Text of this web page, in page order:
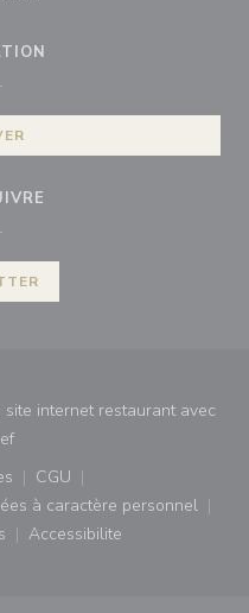
internet restaurant avec
((ouvre une nouvelle fenêtre))
une nouvelle fenêtre))
CGU
((ouvre une nouvelle
à caractère personnel
une nouvelle fenêtre))
nouvelle fenêtre))
Accessibilite
((ouvre une nouvelle